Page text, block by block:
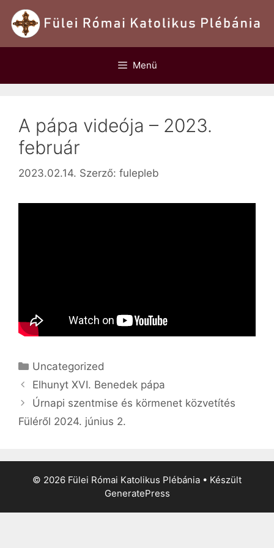
Kilépés
tartalomba
Menü
A pápa videója – 2023.
február
2023.02.14. Szerző: fulepleb
Kategória
Uncategorized
Elhunyt XVI. Benedek pápa
Úrnapi szentmise és körmenet közvetítés
Füléről 2024. június 2.
© 2026 Fülei Római Katolikus Plébánia • Készült
GeneratePress